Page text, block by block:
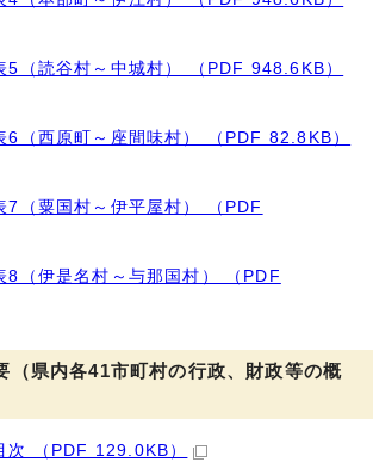
5（読谷村～中城村） （PDF 948.6KB）
6（西原町～座間味村） （PDF 82.8KB）
7（粟国村～伊平屋村） （PDF
8（伊是名村～与那国村） （PDF
県内各41市町村の行政、財政等の概
次 （PDF 129.0KB）